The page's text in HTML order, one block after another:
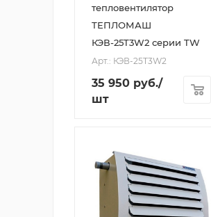
тепловентилятор
ТЕПЛОМАШ
КЭВ-25T3W2 серии TW
Арт.: КЭВ-25T3W2
35 950 руб./
шт